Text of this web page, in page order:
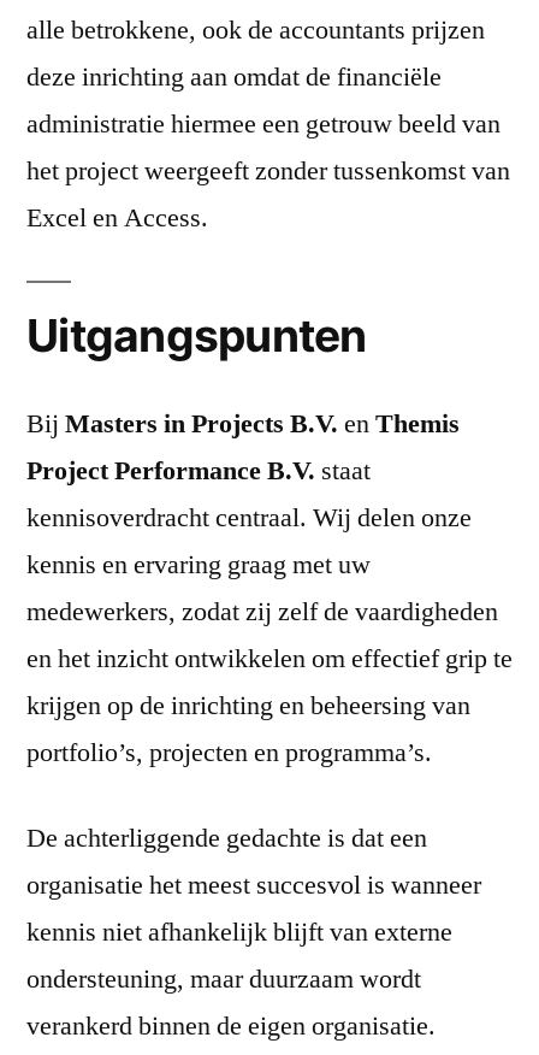
alle betrokkene, ook de accountants prijzen
deze inrichting aan omdat de financiële
administratie hiermee een getrouw beeld van
het project weergeeft zonder tussenkomst van
Excel en Access.
Uitgangspunten
Bij Masters in Projects B.V. enThemis
Project Performance B.V. staat
kennisoverdracht centraal. Wij delen onze
kennis en ervaring graag met uw
medewerkers, zodat zij zelf de vaardigheden
en het inzicht ontwikkelen om effectief grip te
krijgen op de inrichting en beheersing van
portfolio’s, projecten en programma’s.
De achterliggende gedachte is dat een
organisatie het meest succesvol is wanneer
kennis niet afhankelijk blijft van externe
ondersteuning, maar duurzaam wordt
verankerd binnen de eigen organisatie.